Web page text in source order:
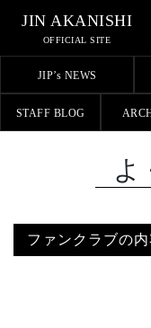
JIN AKANISHI
OFFICIAL SITE
JIP’s NEWS
STAFF BLOG
よ
ファンクラブの